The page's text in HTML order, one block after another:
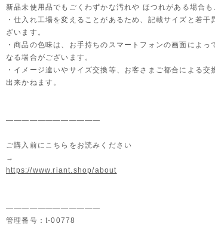
新品未使用品でもごくわずかな汚れや ほつれがある場合も
・仕入れ工場を変えることがあるため、記載サイズと若干
ざいます。
・商品の色味は、お手持ちのスマートフォンの画面によっ
なる場合がございます。
・イメージ違いやサイズ交換等、お客さまご都合による交
出来かねます。
————————————
ご購入前にこちらをお読みください
→
https://www.riant.shop/about
————————————
管理番号：t-00778